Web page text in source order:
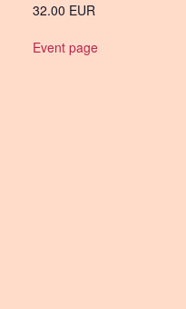
32.00 EUR
Event page